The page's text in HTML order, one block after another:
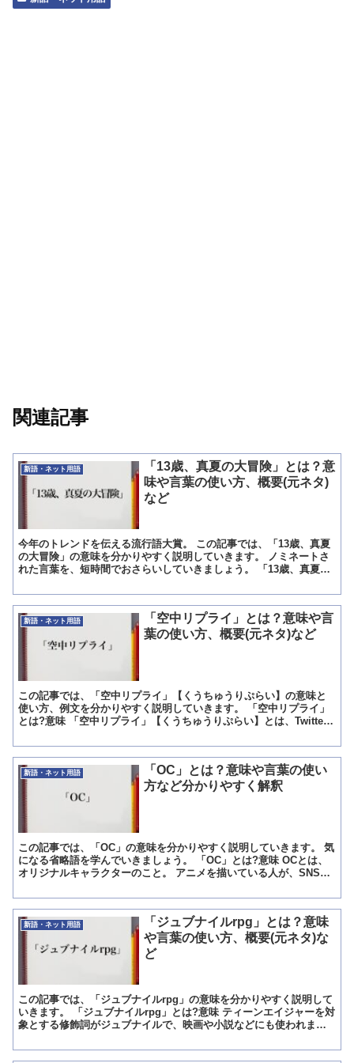
関連記事
新語・ネット用語
「13歳、真夏の大冒険」とは？意
味や言葉の使い方、概要(元ネタ)
など
今年のトレンドを伝える流行語大賞。 この記事では、「13歳、真夏
の大冒険」の意味を分かりやすく説明していきます。 ノミネートさ
れた言葉を、短時間でおさらいしていきましょう。 「13歳、真夏の
新語・ネット用語
「空中リプライ」とは？意味や言
葉の使い方、概要(元ネタ)など
この記事では、「空中リプライ」【くうちゅうりぷらい】の意味と
使い方、例文を分かりやすく説明していきます。 「空中リプライ」
とは?意味 「空中リプライ」【くうちゅうりぷらい】とは、Twitter
新語・ネット用語
「OC」とは？意味や言葉の使い
方など分かりやすく解釈
この記事では、「OC」の意味を分かりやすく説明していきます。 気
になる省略語を学んでいきましょう。 「OC」とは?意味 OCとは、
オリジナルキャラクターのこと。 アニメを描いている人が、SNSに
新語・ネット用語
「ジュブナイルrpg」とは？意味
や言葉の使い方、概要(元ネタ)な
ど
この記事では、「ジュブナイルrpg」の意味を分かりやすく説明して
いきます。 「ジュブナイルrpg」とは?意味 ティーンエイジャーを対
象とする修飾詞がジュブナイルで、映画や小説などにも使われま